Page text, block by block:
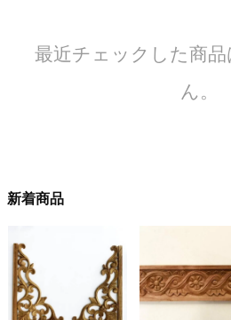
最近チェックした商
ん。
新着商品